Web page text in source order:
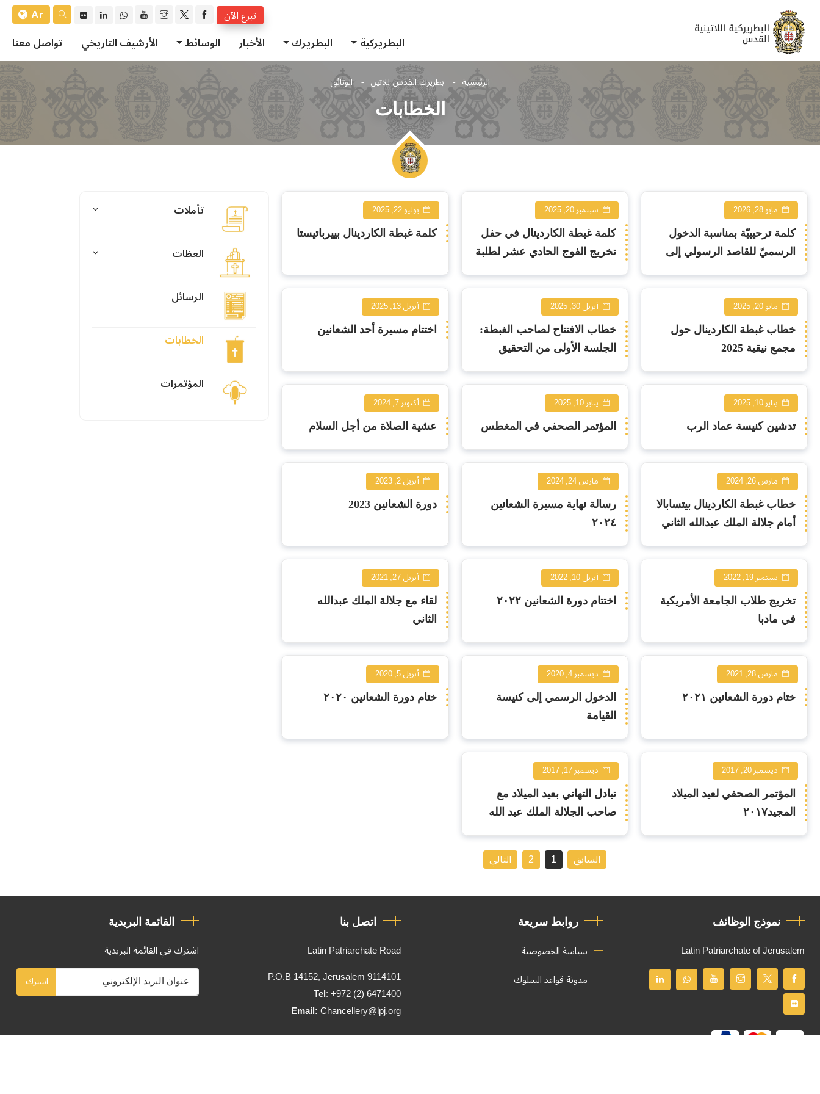
تبرع الآن
Ar
البطريركية
البطريرك الأخبار الوسائط الأرشيف التاريخي تواصل معنا
الرئيسية بطريرك القدس للاتين الوثائق
الخطابات
الخطابات
مايو 28, 2026
كلمة ترحيبيّة بمناسبة الدخول
الرسميّ للقاصد الرسولي إلى
سبتمبر 20, 2025
كلمة غبطة الكاردينال في حفل
تخريج الفوج الحادي عشر لطلبة
يوليو 22, 2025
كلمة غبطة الكاردينال بييرباتيستا
مايو 20, 2025
خطاب غبطة الكاردينال حول
مجمع نيقية 2025
أبريل 30, 2025
خطاب الافتتاح لصاحب الغبطة:
الجلسة الأولى من التحقيق
أبريل 13, 2025
اختتام مسيرة أحد الشعانين
يناير 10, 2025
تدشين كنيسة عماد الرب
يناير 10, 2025
المؤتمر الصحفي في المغطس
أكتوبر 7, 2024
عشية الصلاة من أجل السلام
مارس 26, 2024
خطاب غبطة الكاردينال بيتسابالا
أمام جلالة الملك عبدالله الثاني
مارس 24, 2024
رسالة نهاية مسيرة الشعانين
٢٠٢٤
أبريل 2, 2023
دورة الشعانين 2023
سبتمبر 19, 2022
تخريج طلاب الجامعة الأمريكية
في مادبا
أبريل 10, 2022
اختتام دورة الشعانين ٢٠٢٢
أبريل 27, 2021
لقاء مع جلالة الملك عبدالله
الثاني
مارس 28, 2021
ختام دورة الشعانين ٢٠٢١
ديسمبر 4, 2020
الدخول الرسمي إلى كنيسة
القيامة
أبريل 5, 2020
ختام دورة الشعانين ٢٠٢٠
ديسمبر 20, 2017
المؤتمر الصحفي لعيد الميلاد
المجيد٢٠١٧
ديسمبر 17, 2017
تبادل التهاني بعيد الميلاد مع
صاحب الجلالة الملك عبد الله
السابق 1
2 التالي
تأملات
العظات
الرسائل
الخطابات
المؤتمرات
نموذج الوظائف
Latin Patriarchate of Jerusalem
روابط سريعة
سياسة الخصوصية
مدونة قواعد السلوك
اتصل بنا
Latin Patriarchate Road
P.O.B 14152, Jerusalem 9114101
Tel: +972 (2) 6471400
Email:Chancellery@lpj.org
القائمة البريدية
اشترك في القائمة البريدية
اشترك